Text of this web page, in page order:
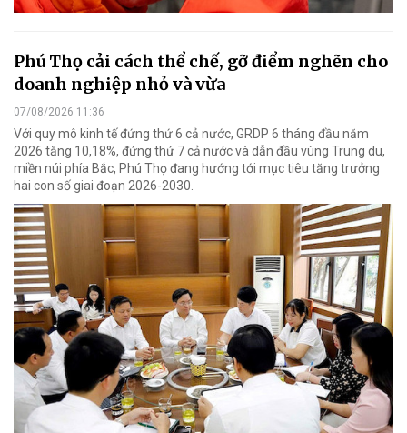
Phú Thọ cải cách thể chế, gỡ điểm nghẽn cho
doanh nghiệp nhỏ và vừa
07/08/2026 11:36
Với quy mô kinh tế đứng thứ 6 cả nước, GRDP 6 tháng đầu năm
2026 tăng 10,18%, đứng thứ 7 cả nước và dẫn đầu vùng Trung du,
miền núi phía Bắc, Phú Thọ đang hướng tới mục tiêu tăng trưởng
hai con số giai đoạn 2026-2030.